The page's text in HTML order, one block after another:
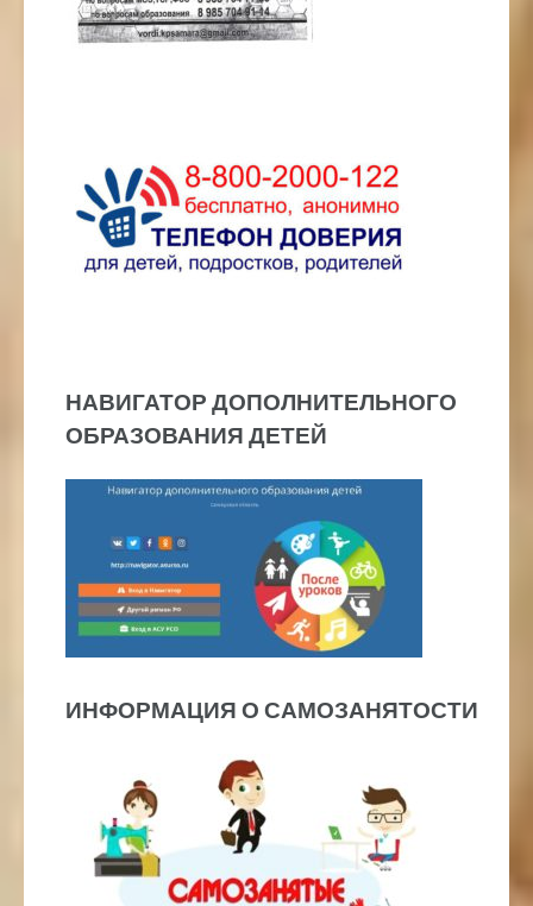
НАВИГАТОР ДОПОЛНИТЕЛЬНОГО
ОБРАЗОВАНИЯ ДЕТЕЙ
ИНФОРМАЦИЯ О САМОЗАНЯТОСТИ